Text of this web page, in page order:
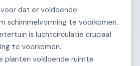
dat er voldoende
schimmelvorming te voorkomen.
is luchtcirculatie cruciaal
te voorkomen.
planten voldoende ruimte